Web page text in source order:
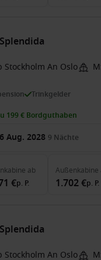
Stockholm An Oslo
Trinkgelder
199 € Bordguthaben
Aug. 2028 9 Nächte
ab
€p. P.
Außenkabine
1.702 €p. P.
Stockholm An Oslo